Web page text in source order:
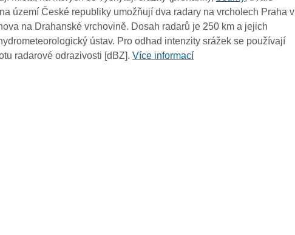
18:30
18:20
18:10
18:00
území České republiky umožňují dva radary na vrcholech Praha v
na Drahanské vrchovině. Dosah radarů je 250 km a jejich
ústav. Pro odhad intenzity srážek se používají
radarové odrazivosti [dBZ].Více informací